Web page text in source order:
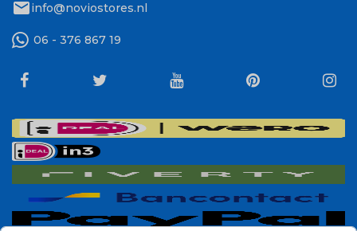
mailinfo@noviostores.nl
06 - 376 867 19